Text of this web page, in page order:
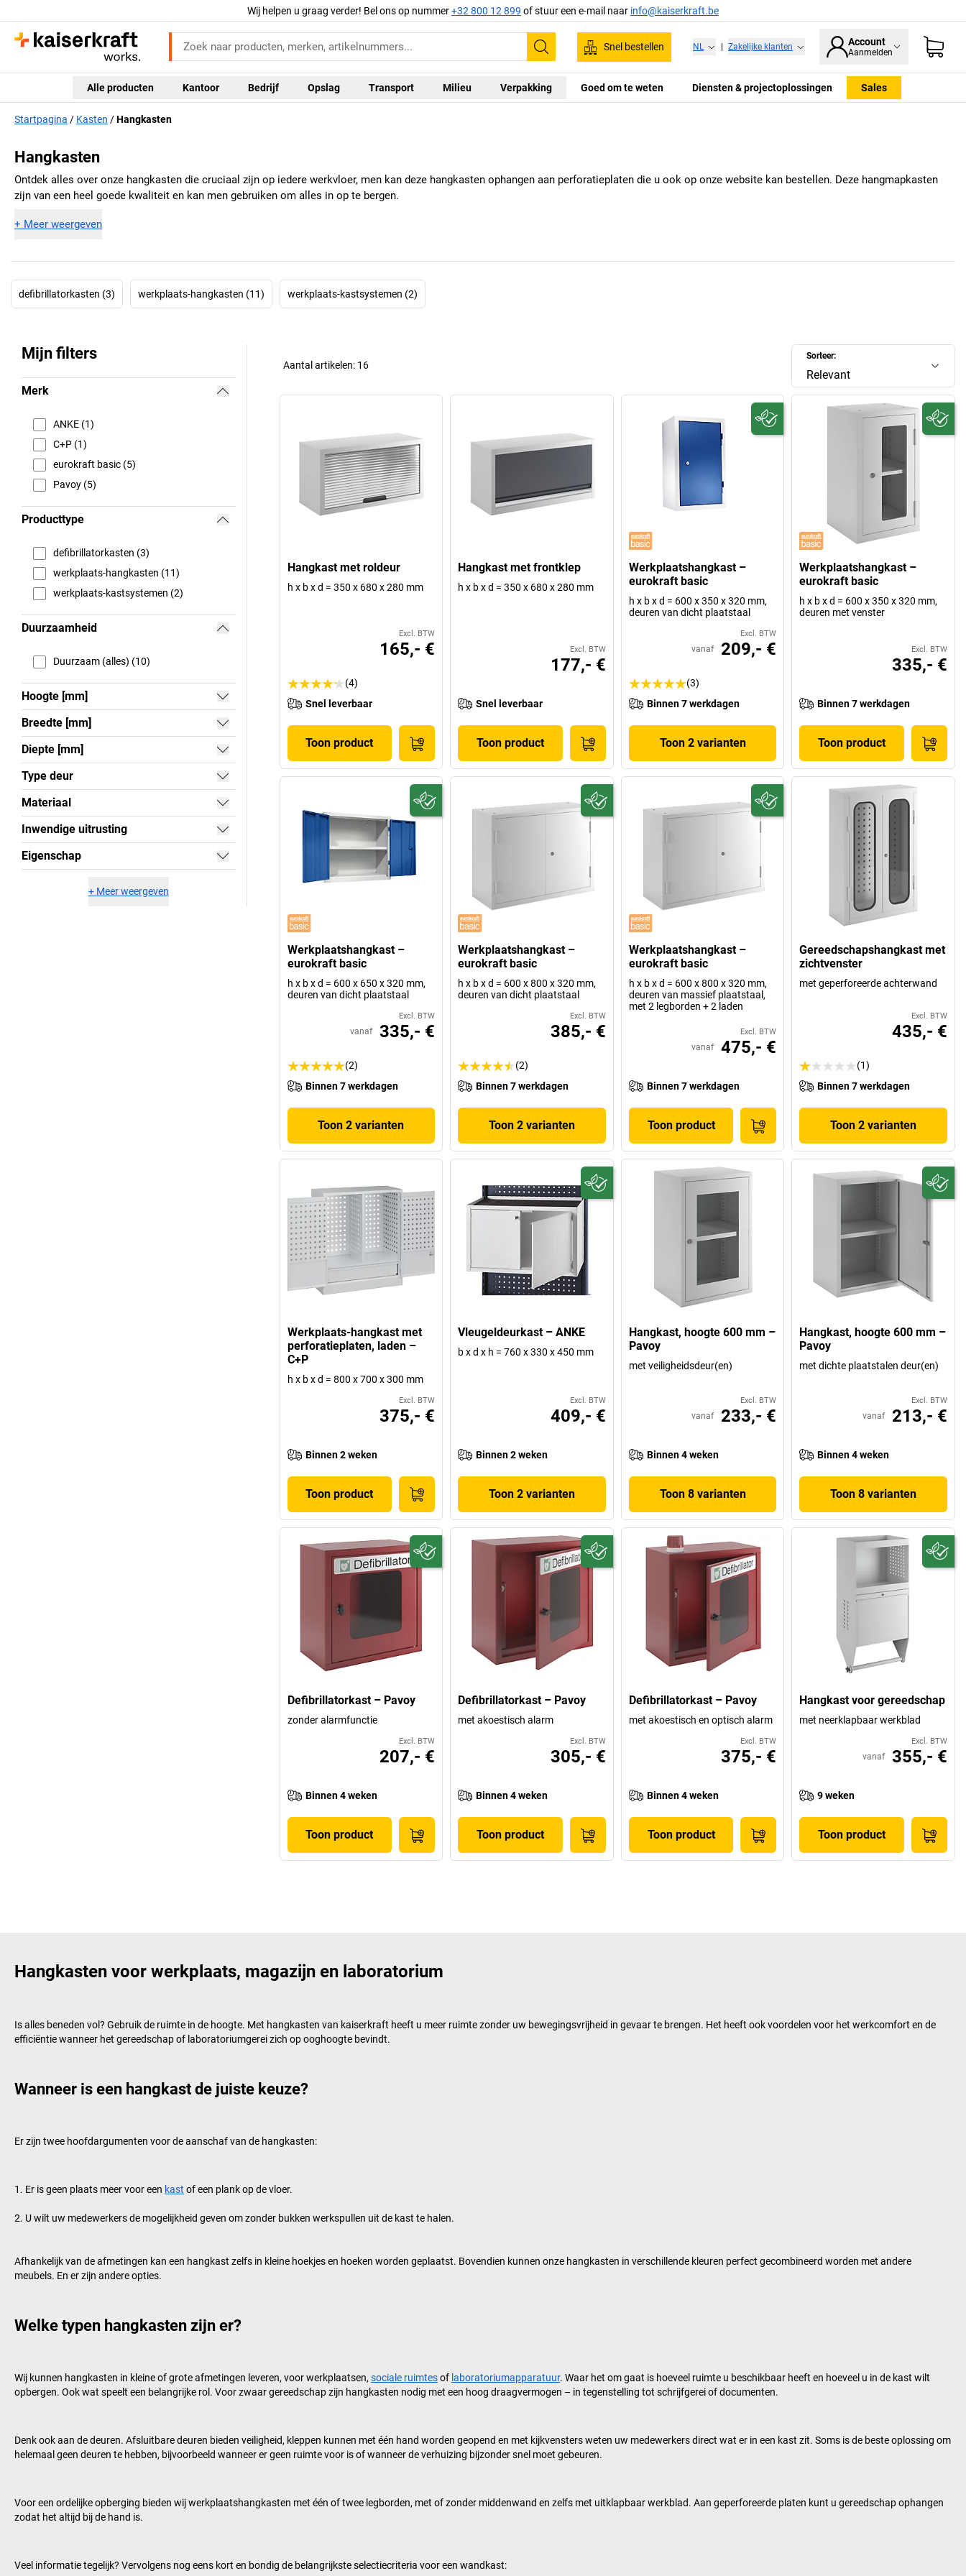
Wij helpen u graag verder! Bel ons op nummer+32 800 12 899 of stuur een e-mail naar info@kaiserkraft.be
Zoeken
Snel bestellen NL Zakelijke klanten Account
Aanmelden
Alle producten Kantoor Bedrijf Opslag Transport Milieu Verpakking Goed om te weten Diensten & projectoplossingen Sales
Startpagina Kasten Hangkasten
Hangkasten
Ontdek alles over onze hangkasten die cruciaal zijn op iedere werkvloer, men kan deze hangkasten ophangen aan perforatieplaten die u ook op onze website kan bestellen. Deze hangmapkasten
zijn van een heel goede kwaliteit en kan men gebruiken om alles in op te bergen.
+ Meer weergeven
defibrillatorkasten (3) werkplaats-hangkasten (11) werkplaats-kastsystemen (2)
Mijn filters
Merk
ANKE (1)
C+P (1)
eurokraft basic (5)
Pavoy (5)
Producttype
defibrillatorkasten (3)
werkplaats-hangkasten (11)
werkplaats-kastsystemen (2)
Duurzaamheid
Duurzaam (alles) (10)
Hoogte [mm]
Breedte [mm]
Diepte [mm]
Type deur
Materiaal
Inwendige uitrusting
Eigenschap
+ Meer weergeven
Sorteer:
Relevant
Aantal artikelen: 16
Hangkast met roldeur
h x b x d = 350 x 680 x 280 mm
Excl. BTW
165,- €
(4)
Snel leverbaar
Toon product
Hangkast met frontklep
h x b x d = 350 x 680 x 280 mm
Excl. BTW
177,- €
Snel leverbaar
Toon product
Werkplaatshangkast –
eurokraft basic
h x b x d = 600 x 350 x 320 mm,
deuren van dicht plaatstaal
Excl. BTW
vanaf 209,- €
(3)
Binnen 7 werkdagen
Toon 2 varianten
Werkplaatshangkast –
eurokraft basic
h x b x d = 600 x 350 x 320 mm,
deuren met venster
Excl. BTW
335,- €
Binnen 7 werkdagen
Toon product
Werkplaatshangkast –
eurokraft basic
h x b x d = 600 x 650 x 320 mm,
deuren van dicht plaatstaal
Excl. BTW
vanaf 335,- €
(2)
Binnen 7 werkdagen
Toon 2 varianten
Werkplaatshangkast –
eurokraft basic
h x b x d = 600 x 800 x 320 mm,
deuren van dicht plaatstaal
Excl. BTW
385,- €
(2)
Binnen 7 werkdagen
Toon 2 varianten
Werkplaatshangkast –
eurokraft basic
h x b x d = 600 x 800 x 320 mm,
deuren van massief plaatstaal,
met 2 legborden + 2 laden
Excl. BTW
vanaf 475,- €
Binnen 7 werkdagen
Toon product
Gereedschapshangkast met
zichtvenster
met geperforeerde achterwand
Excl. BTW
435,- €
(1)
Binnen 7 werkdagen
Toon 2 varianten
Werkplaats-hangkast met
perforatieplaten, laden –
C+P
h x b x d = 800 x 700 x 300 mm
Excl. BTW
375,- €
Binnen 2 weken
Toon product
Vleugeldeurkast – ANKE
b x d x h = 760 x 330 x 450 mm
Excl. BTW
409,- €
Binnen 2 weken
Toon 2 varianten
Hangkast, hoogte 600 mm –
Pavoy
met veiligheidsdeur(en)
Excl. BTW
vanaf 233,- €
Binnen 4 weken
Toon 8 varianten
Hangkast, hoogte 600 mm –
Pavoy
met dichte plaatstalen deur(en)
Excl. BTW
vanaf 213,- €
Binnen 4 weken
Toon 8 varianten
Defibrillatorkast – Pavoy
zonder alarmfunctie
Excl. BTW
207,- €
Binnen 4 weken
Toon product
Defibrillatorkast – Pavoy
met akoestisch alarm
Excl. BTW
305,- €
Binnen 4 weken
Toon product
Defibrillatorkast – Pavoy
met akoestisch en optisch alarm
Excl. BTW
375,- €
Binnen 4 weken
Toon product
Hangkast voor gereedschap
met neerklapbaar werkblad
Excl. BTW
vanaf 355,- €
9 weken
Toon product
Hangkasten voor werkplaats, magazijn en laboratorium
Is alles beneden vol? Gebruik de ruimte in de hoogte. Met hangkasten van kaiserkraft heeft u meer ruimte zonder uw bewegingsvrijheid in gevaar te brengen. Het heeft ook voordelen voor het werkcomfort en de
efficiëntie wanneer het gereedschap of laboratoriumgerei zich op ooghoogte bevindt.
Wanneer is een hangkast de juiste keuze?
Er zijn twee hoofdargumenten voor de aanschaf van de hangkasten:
Er is geen plaats meer voor een kast of een plank op de vloer.
U wilt uw medewerkers de mogelijkheid geven om zonder bukken werkspullen uit de kast te halen.
Afhankelijk van de afmetingen kan een hangkast zelfs in kleine hoekjes en hoeken worden geplaatst. Bovendien kunnen onze hangkasten in verschillende kleuren perfect gecombineerd worden met andere
meubels. En er zijn andere opties.
Welke typen hangkasten zijn er?
Wij kunnen hangkasten in kleine of grote afmetingen leveren, voor werkplaatsen, sociale ruimtesof laboratoriumapparatuur. Waar het om gaat is hoeveel ruimte u beschikbaar heeft en hoeveel u in de kast wilt
opbergen. Ook wat speelt een belangrijke rol. Voor zwaar gereedschap zijn hangkasten nodig met een hoog draagvermogen – in tegenstelling tot schrijfgerei of documenten.
Denk ook aan de deuren. Afsluitbare deuren bieden veiligheid, kleppen kunnen met één hand worden geopend en met kijkvensters weten uw medewerkers direct wat er in een kast zit. Soms is de beste oplossing om
helemaal geen deuren te hebben, bijvoorbeeld wanneer er geen ruimte voor is of wanneer de verhuizing bijzonder snel moet gebeuren.
Voor een ordelijke opberging bieden wij werkplaatshangkasten met één of twee legborden, met of zonder middenwand en zelfs met uitklapbaar werkblad. Aan geperforeerde platen kunt u gereedschap ophangen
zodat het altijd bij de hand is.
Veel informatie tegelijk? Vervolgens nog eens kort en bondig de belangrijkste selectiecriteria voor een wandkast: